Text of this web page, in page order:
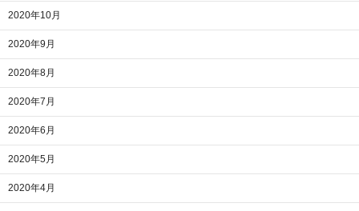
2020年10月
2020年9月
2020年8月
2020年7月
2020年6月
2020年5月
2020年4月